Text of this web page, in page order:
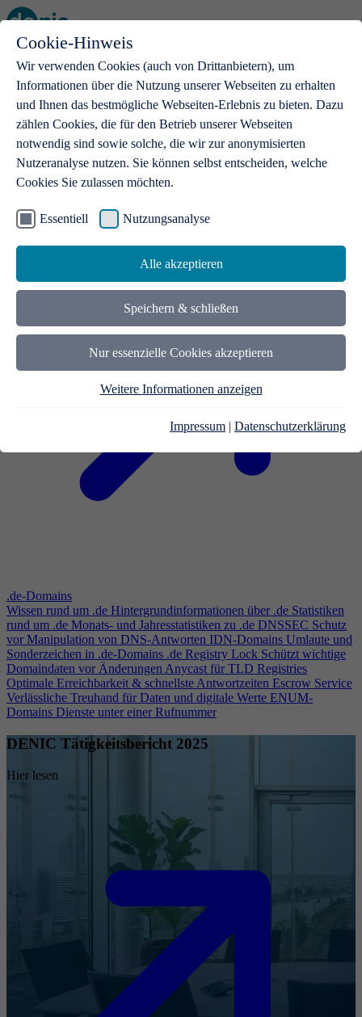
Cookie-Hinweis
Wir verwenden Cookies (auch von Drittanbietern), um
Informationen über die Nutzung unserer Webseiten zu erhalten
und Ihnen das bestmögliche Webseiten-Erlebnis zu bieten. Dazu
zählen Cookies, die für den Betrieb unserer Webseiten
notwendig sind sowie solche, die wir zur anonymisierten
Nutzeranalyse nutzen. Sie können selbst entscheiden, welche
Cookies Sie zulassen möchten.
Essentiell Nutzungsanalyse
Alle akzeptieren
Speichern & schließen
Nur essenzielle Cookies akzeptieren
Weitere Informationen anzeigen
Impressum | Datenschutzerklärung
Open main menu
.de-Domains
Mit einer .de-Domain erhalten Ideen eine Bühne
.de-Domains
Wissen rund um .de Hintergrundinformationen über .de Statistiken
rund um .de Monats- und Jahresstatistiken zu .de DNSSEC Schutz
vor Manipulation von DNS-Antworten IDN-Domains Umlaute und
Sonderzeichen in .de-Domains .de Registry Lock Schützt wichtige
Domaindaten vor ÄnderungenAnycast für TLD Registries
Optimale Erreichbarkeit & schnellste Antwortzeiten Escrow Service
Verlässliche Treuhand für Daten und digitale Werte ENUM-
Domains Dienste unter einer Rufnummer
DENIC Tätigkeitsbericht 2025
Hier lesen